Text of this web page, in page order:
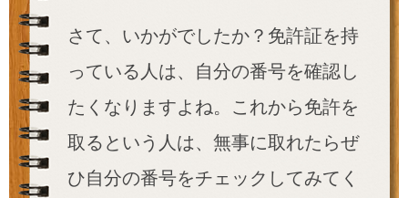
さて、いかがでしたか？免許証を持
っている人は、自分の番号を確認し
たくなりますよね。これから免許を
取るという人は、無事に取れたらぜ
ひ自分の番号をチェックしてみてく